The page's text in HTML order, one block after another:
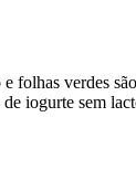
folhas verdes
iogurte sem